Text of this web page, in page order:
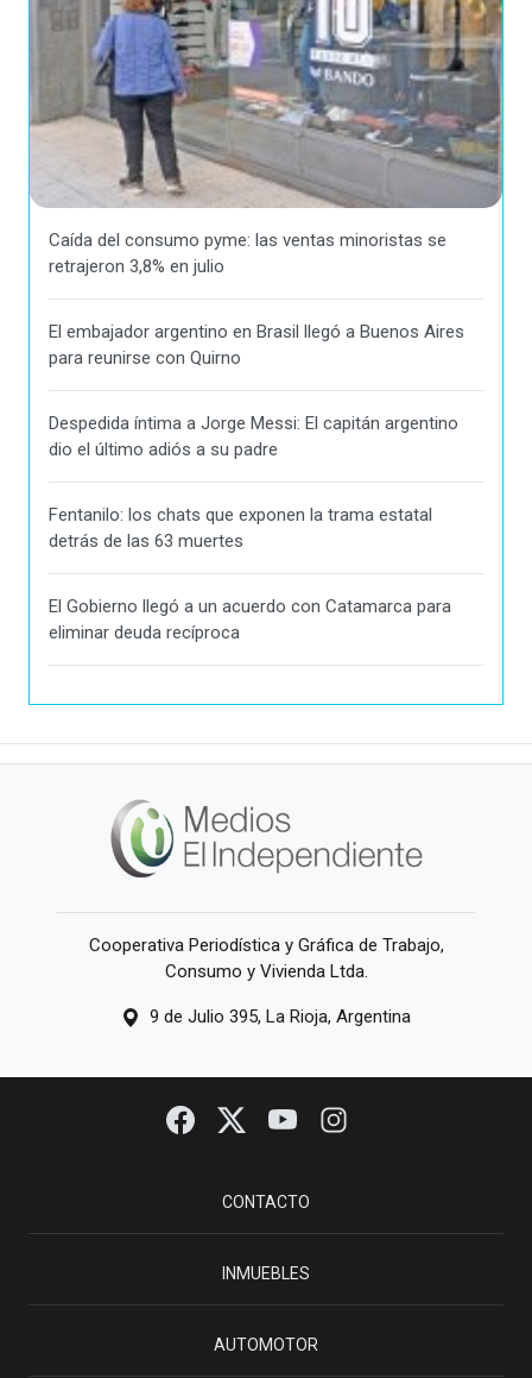
Caída del consumo pyme: las ventas minoristas se
retrajeron 3,8% en julio
El embajador argentino en Brasil llegó a Buenos Aires
para reunirse con Quirno
Despedida íntima a Jorge Messi: El capitán argentino
dio el último adiós a su padre
Fentanilo: los chats que exponen la trama estatal
detrás de las 63 muertes
El Gobierno llegó a un acuerdo con Catamarca para
eliminar deuda recíproca
Cooperativa Periodística y Gráfica de Trabajo,
Consumo y Vivienda Ltda.
9 de Julio 395, La Rioja, Argentina
CONTACTO
INMUEBLES
AUTOMOTOR